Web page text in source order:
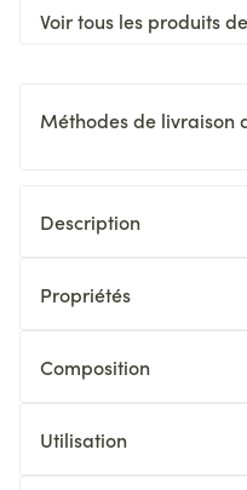
Voir tous les produits
Méthodes de livraison
Description
Propriétés
Composition
Utilisation